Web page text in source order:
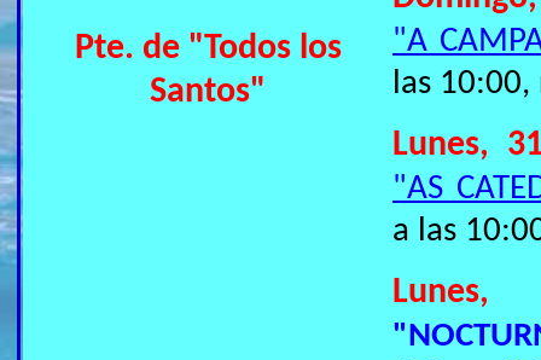
Pte. de "Todos los
Santos"
"A
las 10:00,
Lunes,
"AS
a las